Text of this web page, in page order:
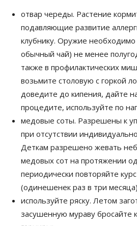
отвар череды. Растение
подавляющие развитие
клубнику. Оружие необходимо
обычный чай) не менее
также в профилактических
возьмите столовую с горкой
доведите до кипения, дайте
процедите, используйте по
медовые соты. Разрешены к
при отсутствии
Деткам разрешено жевать
медовых сот на протяжении
периодически повторяйте
(одинешенек раз в три
используйте ряску. Летом
засушенную мураву бросайте